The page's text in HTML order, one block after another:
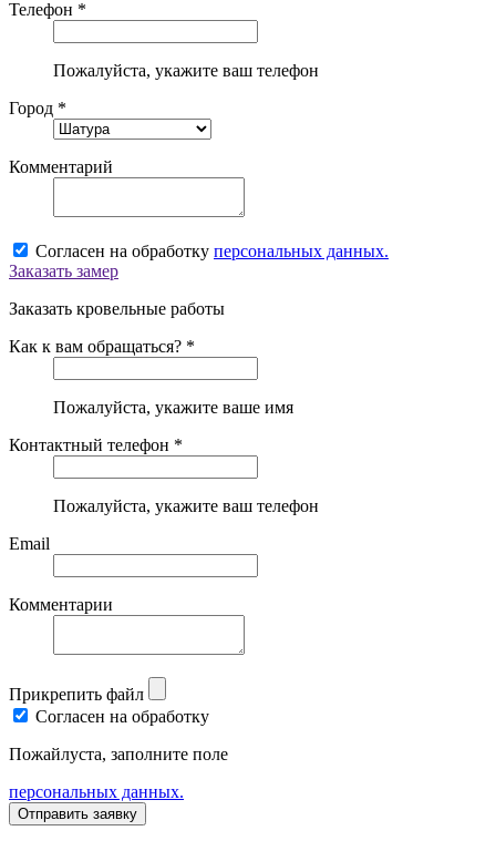
Телефон *
Пожалуйста, укажите ваш телефон
Город *
Комментарий
Согласен на обработку персональных данных.
Заказать замер
Заказать кровельные работы
Как к вам обращаться? *
Пожалуйста, укажите ваше имя
Контактный телефон *
Пожалуйста, укажите ваш телефон
Email
Комментарии
Прикрепить файл
Согласен на обработку
Пожайлуста, заполните поле
персональных данных.